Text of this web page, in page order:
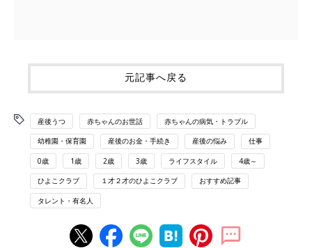
元記事へ戻る
産後うつ 赤ちゃんのお世話 赤ちゃんの病気・トラブル
幼稚園・保育園 産後のお金・手続き 産後の悩み 仕事
0歳 1歳 2歳 3歳 ライフスタイル 4歳～
ひよこクラブ １才２才のひよこクラブ おすすめ記事
タレント・有名人